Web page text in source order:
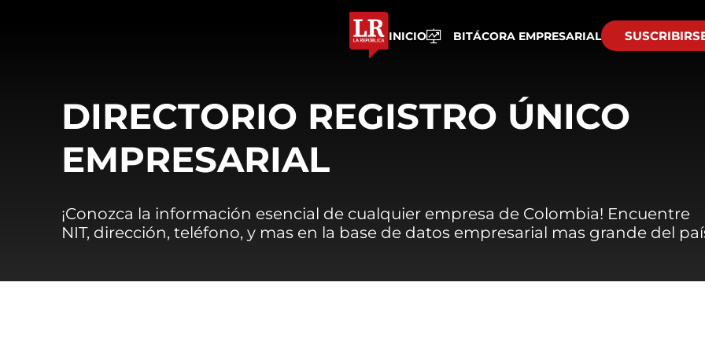
INICIO BITÁCORA EMPRESARIAL
DIRECTORIO REGISTRO ÚNICO
EMPRESARIAL
¡Conozca la información esencial de cualquier empresa de Colombia! Encuentre
NIT, dirección, teléfono, y mas en la base de datos empresarial mas grande del